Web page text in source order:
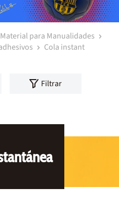
Material para Manualidades
Cola instant
Filtrar